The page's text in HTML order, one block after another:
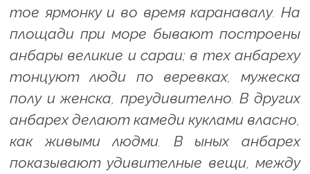
тое ярмонку и во время каранавалу. На
площади при море бывают построены
анбары великие и сараи; в тех анбареху
тонцуют люди по веревках, мужеска
полу и женска, преудивително. В других
анбарех делают камеди куклами власно,
как живыми людми. В ыных анбарех
показывают удивителные вещи, между